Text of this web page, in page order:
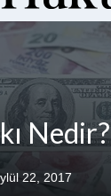
için Startuplar
Nedir?
22, 2017